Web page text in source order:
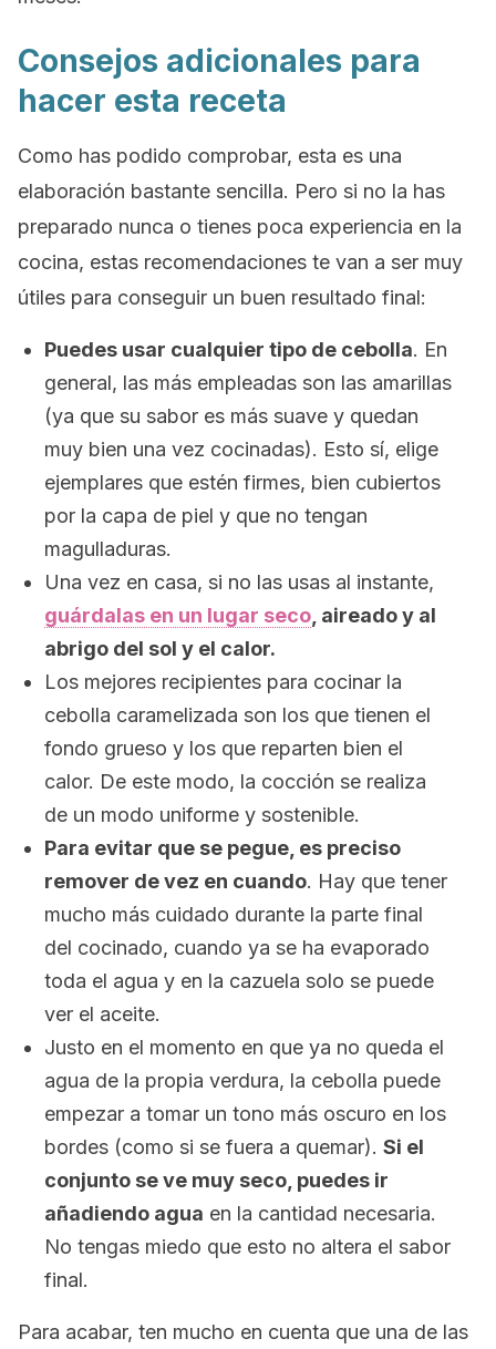
Consejos adicionales para
hacer esta receta
Como has podido comprobar, esta es una
elaboración bastante sencilla. Pero si no la has
preparado nunca o tienes poca experiencia en la
cocina, estas recomendaciones te van a ser muy
útiles para conseguir un buen resultado final:
Puedes usar cualquier tipo de cebolla. En
general, las más empleadas son las amarillas
(ya que su sabor es más suave y quedan
muy bien una vez cocinadas). Esto sí, elige
ejemplares que estén firmes, bien cubiertos
por la capa de piel y que no tengan
magulladuras.
Una vez en casa, si no las usas al instante,
guárdalas en un lugar seco , aireado y al
abrigo del sol y el calor.
Los mejores recipientes para cocinar la
cebolla caramelizada son los que tienen el
fondo grueso y los que reparten bien el
calor. De este modo, la cocción se realiza
de un modo uniforme y sostenible.
Para evitar que se pegue, es preciso
remover de vez en cuando. Hay que tener
mucho más cuidado durante la parte final
del cocinado, cuando ya se ha evaporado
toda el agua y en la cazuela solo se puede
ver el aceite.
Justo en el momento en que ya no queda el
agua de la propia verdura, la cebolla puede
empezar a tomar un tono más oscuro en los
bordes (como si se fuera a quemar). Si el
conjunto se ve muy seco, puedes ir
añadiendo agua en la cantidad necesaria.
No tengas miedo que esto no altera el sabor
final.
Para acabar, ten mucho en cuenta que una de las